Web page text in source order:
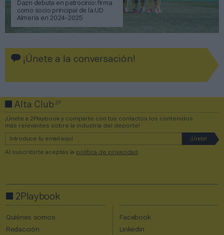
Dazn debuta en patrocinio: firma
como socio principal de la UD
Almería en 2024-2025
¡Únete a la conversación!
Alta Club2P
¡Únete a 2Playbook y comparte con tus contactos los contenidos
más relevantes sobre la industria del deporte!
Al suscribirte aceptas la política de privacidad .
2Playbook
Quiénes somos
Redacción
Facebook
Linkedin